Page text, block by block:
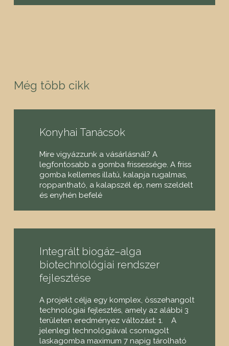
Még több cikk
Konyhai Tanácsok
Mire vigyázzunk a vásárlásnál? A
legfontosabb a gomba frissessége. A friss
gomba kellemes illatú, kalapja rugalmas,
roppantható, a kalapszél ép, nem szeldelt
és enyhén befelé
Integrált biogáz–alga
biotechnológiai rendszer
fejlesztése
A projekt célja egy komplex, összehangolt
technológiai fejlesztés, amely az alábbi 3
területen eredményez változást: 1. A
jelenlegi technológiával csomagolt
laskagomba maximum 7 napig tárolható